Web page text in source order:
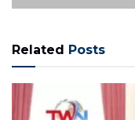
Related Posts